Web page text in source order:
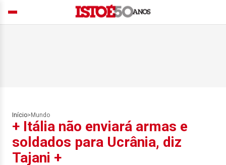
Início> Mundo
+ Itália não enviará armas e
soldados para Ucrânia, diz
Tajani +